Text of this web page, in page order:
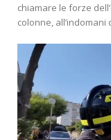
chiamare le forze
colonne,